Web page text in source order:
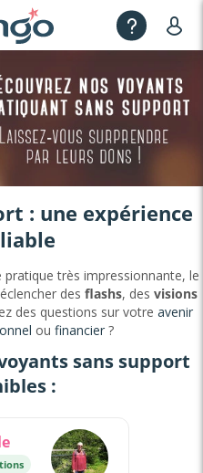
: une expérience
pratique très impressionnante, le
des flashs, des visions
des questions sur votre avenir
ou financier ?
sans support
: